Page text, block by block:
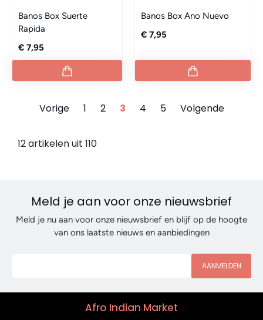
Banos Box Suerte
Rapida
€ 7,95
Banos Box Ano Nuevo
€ 7,95
Vorige 1 2 3 4 5 Volgende
12 artikelen uit 110
Meld je aan voor onze nieuwsbrief
Meld je nu aan voor onze nieuwsbrief en blijf op de hoogte
van ons laatste nieuws en aanbiedingen
AANMELDEN
Afro Indian Market